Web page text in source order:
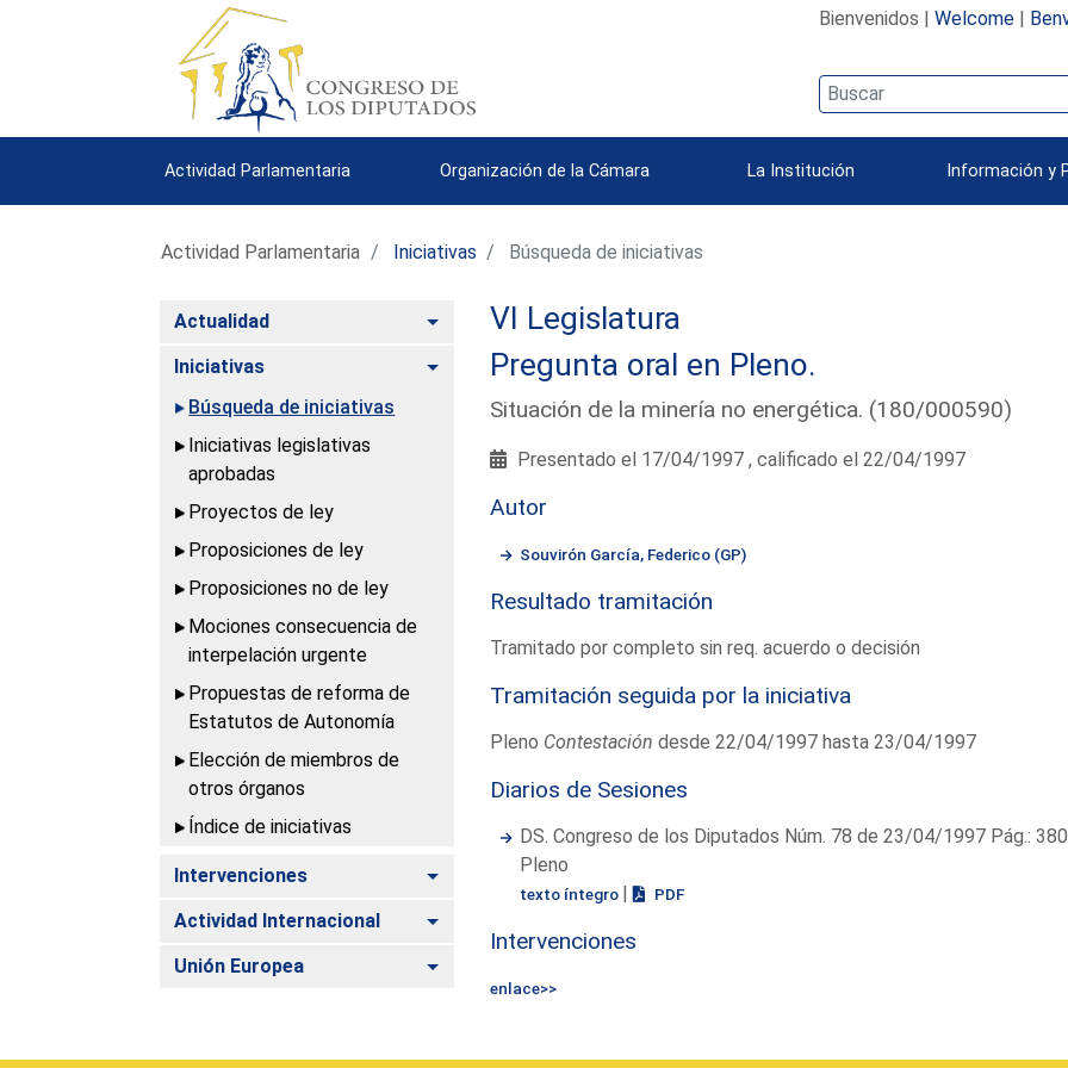
Bienvenidos | Welcome|
Actividad Parlamentaria Organización de la Cámara La Institución Información y
Actividad Parlamentaria Iniciativas Búsqueda de iniciativas
Actualidad Alternar
Iniciativas
Alternar
Búsqueda de iniciativas
Iniciativas legislativas
aprobadas
Proyectos de ley
Proposiciones de ley
Proposiciones no de ley
Mociones consecuencia de
interpelación urgente
Propuestas de reforma de
Estatutos de Autonomía
Elección de miembros de
otros órganos
Índice de iniciativas
Intervenciones Alternar
Actividad Internacional Alternar
Unión Europea Alternar
VI Legislatura
Pregunta oral en Pleno.
Situación de la minería no energética. (180/000590)
Presentado el 17/04/1997 , calificado el 22/04/1997
Autor
Souvirón García, Federico (GP)
Resultado tramitación
Tramitado por completo sin req. acuerdo o decisión
Tramitación seguida por la iniciativa
Pleno Contestación desde 22/04/1997 hasta 23/04/1997
Diarios de Sesiones
DS. Congreso de los Diputados Núm. 78 de 23/04/1997 Pág.:
Pleno
texto íntegro | PDF
Intervenciones
enlace>>